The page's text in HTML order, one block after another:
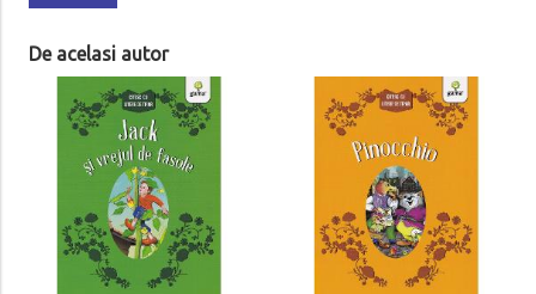
De acelasi autor